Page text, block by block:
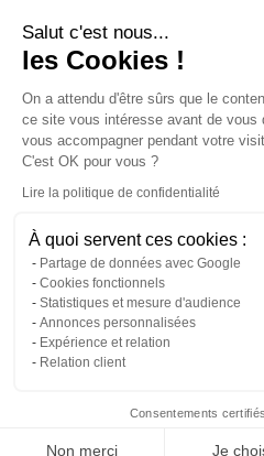
Salut c'est nous...
les Cookies !
On a attendu d'être sûrs que le
ce site vous intéresse avant de vous
vous accompagner pendant votre
C'est OK pour vous ?
Lire la politique de confidentialité
À quoi servent ces cookies :
Partage de données avec Google
Cookies fonctionnels
Statistiques et mesure d'audience
Annonces personnalisées
Expérience et relation
Relation client
Consentements
Non merci Je